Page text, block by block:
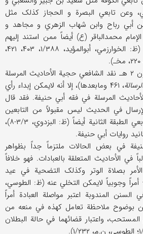
وعن تابعي البصرة و الحجاز کذلک مثل
أبي رباح وابن شهاب الزهري و مجاهد و
محمدالباقر (ع) أیضاً ممن استند إلیهم
أبوحنیفة في إصدار فتاواه (ظ: الخوارزمي، أبوالمؤید، ۱/۳۸۸، ۴۰۳، ۴۲۱،
وفي النصف الثاني من القرن ۲ هـ نقد الشافعي حجیة الأحادیث المرسلة
، ۴۶۱ ومابعدها)، إلا أنه لایمکن إبداء رأي
المرسلة في فقه أبي حنیفة. فقد قال
في الحدیث لیس مقبولاً من التابعین
الأوائل فحسب، بل من تابعي الطبقة الثانیة أیضاً (ظ: البزدوي، ۳/۳-۸)،
روایات أبي حنیفة.
في بعض الحالات ملتزماً جداً بظواهر
في الأحادیث المتعلقة بالعبادات. فهو خلافاً
الأمر بصلاة الوتر وکذلک التضحیة في عید
وجوبیاً لایمکن التخلي عنه (ظ: الطوسي،
۳/۱۹۳). وفي السنن المندوبة اعتبر مواصلة العبادة أمراً
بوضوح ملاحظة تعامل کهذه في منعه من
واعتبار قضائهما في حالة البطلان